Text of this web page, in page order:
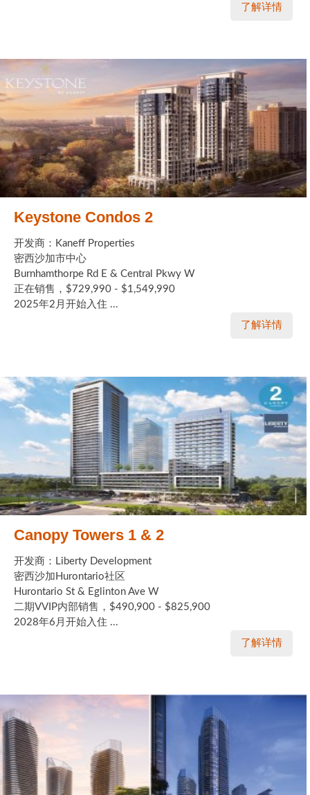
了解详情
Keystone Condos 2
开发商：Kaneff Properties
密西沙加市中心
Burnhamthorpe Rd E & Central Pkwy W
正在销售，$729,990 - $1,549,990
2025年2月开始入住 ...
了解详情
Canopy Towers 1 & 2
开发商：Liberty Development
密西沙加Hurontario社区
Hurontario St & Eglinton Ave W
二期VVIP内部销售，$490,900 - $825,900
2028年6月开始入住 ...
了解详情